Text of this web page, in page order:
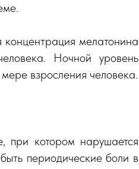
концентрация мелатонина
Ночной уровень
взросления человека.
при котором нарушается
периодические боли в